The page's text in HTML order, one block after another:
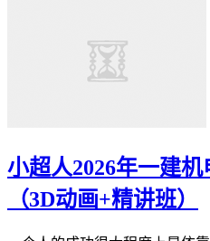
小超人2026年一建
（3D动画+精讲班）